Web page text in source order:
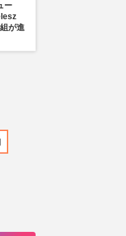
ー
が進